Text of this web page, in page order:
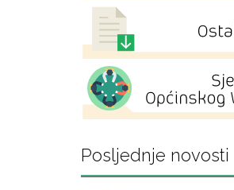
Posljednje novosti